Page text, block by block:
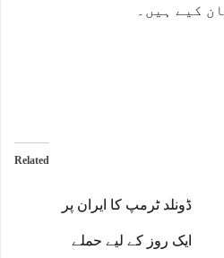
کیے ہیں۔
Related
ڈونلد ٹرمپ کا ایران پر
ایک روز کے لیے حملے